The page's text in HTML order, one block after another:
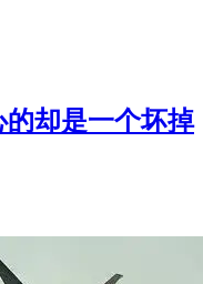
的却是一个坏掉